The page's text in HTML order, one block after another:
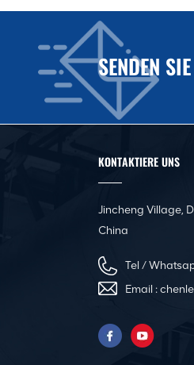
SENDEN
KONTAKTIERE UNS
Jincheng Village,
China
Tel /
Email :